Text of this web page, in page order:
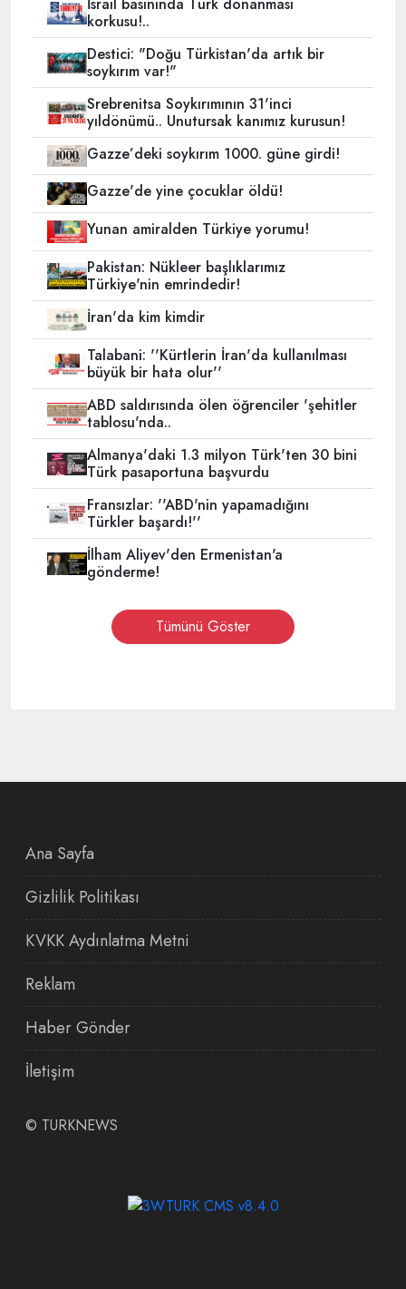
İsrail basınında Türk donanması
korkusu!..
Destici: "Doğu Türkistan'da artık bir
soykırım var!"
Srebrenitsa Soykırımının 31'inci
yıldönümü.. Unutursak kanımız kurusun!
Gazze’deki soykırım 1000. güne girdi!
Gazze'de yine çocuklar öldü!
Yunan amiralden Türkiye yorumu!
Pakistan: Nükleer başlıklarımız
Türkiye'nin emrindedir!
İran'da kim kimdir
Talabani: ''Kürtlerin İran'da kullanılması
büyük bir hata olur''
ABD saldırısında ölen öğrenciler 'şehitler
tablosu'nda..
Almanya'daki 1.3 milyon Türk'ten 30 bini
Türk pasaportuna başvurdu
Fransızlar: ''ABD'nin yapamadığını
Türkler başardı!''
İlham Aliyev'den Ermenistan'a
gönderme!
Tümünü Göster
Ana Sayfa
Gizlilik Politikası
KVKK Aydınlatma Metni
Reklam
Haber Gönder
İletişim
© TURKNEWS